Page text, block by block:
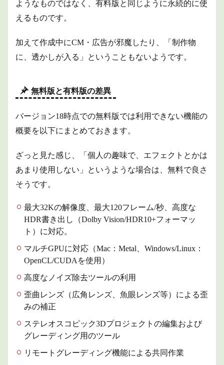
ようなものではなく、有料版と同じように永続的に使
えるものです。
加えて作成中にCM・広告が邪魔したり、「制作物
に、透かしが入る」ということもないようです。
無料版と有料版の差異
バージョン18時点での無料版では利用できない機能の
概要を以下にまとめておきます。
ざっと見た感じ、「個人の趣味で、エフェクトとかは
あまり使用しない」というような場合は、無料で良さ
そうです。
最大32Kの解像度、最大120フレーム/秒、高度な
HDR書き出し（Dolby Vision/HDR10+フォーマッ
ト）に対応。
マルチGPUに対応（Mac：Metal、Windows/Linux：
OpenCL/CUDAを使用）
高度なノイズ除去ツールの利用
歪曲レンズ（広角レンズ、魚眼レンズ等）による歪
みの補正
ステレオスコピック3Dプロジェクトの編集および
グレーディング用のツール
リモートグレーディング機能による共同作業